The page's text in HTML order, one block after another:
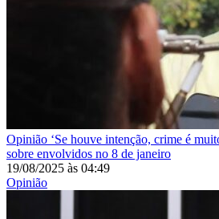
Opinião ‘Se houve intenção, crime é
sobre envolvidos no 8 de janeiro
19/08/2025 às 04:49
Opinião